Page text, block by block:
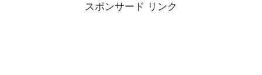
スポンサード リンク